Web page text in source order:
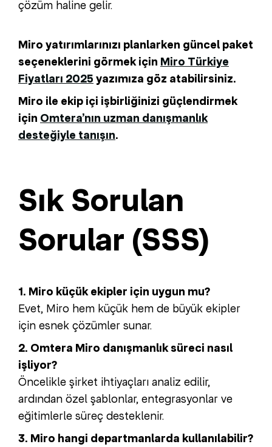
çözüm haline gelir.
Miro yatırımlarınızı planlarken güncel paket
seçeneklerini görmek için Miro Türkiye
Fiyatları 2025 yazımıza göz atabilirsiniz.
Miro ile ekip içi işbirliğinizi güçlendirmek
için Omtera’nın uzman danışmanlık
desteğiyle tanışın.
Sık Sorulan
Sorular (SSS)
1. Miro küçük ekipler için uygun mu?
Evet, Miro hem küçük hem de büyük ekipler
için esnek çözümler sunar.
2. Omtera Miro danışmanlık süreci nasıl
işliyor?
Öncelikle şirket ihtiyaçları analiz edilir,
ardından özel şablonlar, entegrasyonlar ve
eğitimlerle süreç desteklenir.
3. Miro hangi departmanlarda kullanılabilir?